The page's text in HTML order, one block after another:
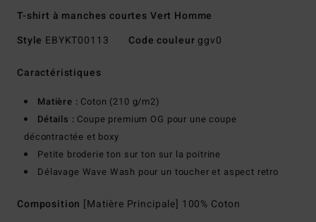
T-shirt à manches courtes Vert Homme
Style EBYKT00113 Code couleur ggv0
Caractéristiques
Matière : Coton (210 g/m2)
Détails : Coupe premium OG pour une coupe
décontractée et boxy
Petite broderie ton sur ton sur la poitrine
Délavage Wave Wash pour un toucher et aspect retro
Composition [Matière Principale] 100% Coton